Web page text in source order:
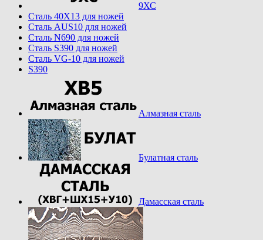
9ХС
Cталь 40Х13 для ножей
Cталь AUS10 для ножей
Cталь N690 для ножей
Cталь S390 для ножей
Cталь VG-10 для ножей
S390
Алмазная сталь
Булатная сталь
Дамасская сталь